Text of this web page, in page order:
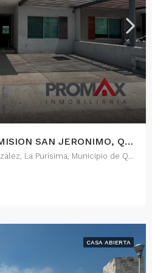
RENTA DE CASA EN MISION SAN JERONIMO, QUERETARO
Delegación Epigmenio González, La Purísima, Municipio de Querétaro, Querétaro, 76146, México
CASA ABIERTA